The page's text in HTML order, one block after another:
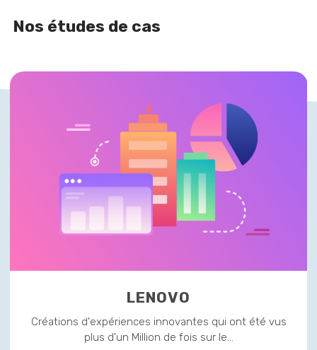
Nos études de cas
LENOVO
Créations d'expériences innovantes qui ont été vus
plus d'un Million de fois sur le…